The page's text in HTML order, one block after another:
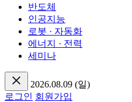
반도체
인공지능
로봇 · 자동화
에너지 · 전력
세미나
2026.08.09 (일)
로그인 회원가입